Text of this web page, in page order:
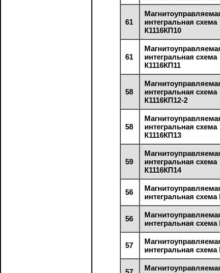
61
интегральная схема
К1116КП10
61
интегральная схема
К1116КП11
58
интегральная схема
К1116КП12-2
58
интегральная схема
К1116КП13
59
интегральная схема
К1116КП14
56
интегральная схема
56
интегральная схема
57
интегральная схема